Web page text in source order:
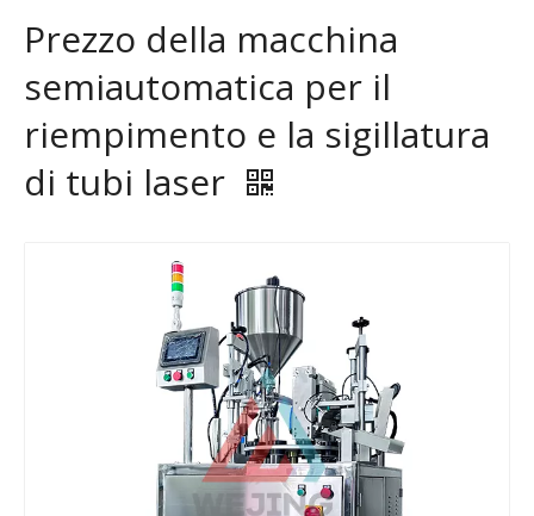
Prezzo della macchina
semiautomatica per il
riempimento e la sigillatura
di tubi laser